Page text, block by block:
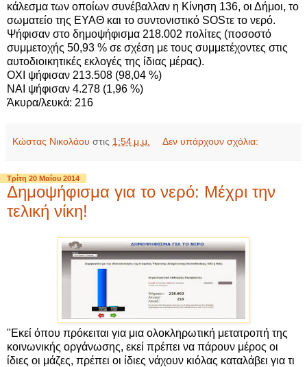
κάλεσμα των οποίων συνέβαλλαν η Κίνηση 136, οι Δήμοι, το
σωματείο της ΕΥΑΘ και το συντονιστικό SOSτε το νερό.
Ψήφισαν στο δημοψήφισμα 218.002 πολίτες (ποσοστό
συμμετοχής 50,93 % σε σχέση με τους συμμετέχοντες στις
αυτοδιοικητικές εκλογές της ίδιας μέρας).
ΟΧΙ ψήφισαν 213.508 (98,04 %)
ΝΑΙ ψήφισαν 4.278 (1,96 %)
Άκυρα/λευκά: 216
Κώστας Νικολάου στις 1:54 μ.μ. Δεν υπάρχουν σχόλια:
Τρίτη 20 Μαΐου 2014
Δημοψήφισμα για το νερό: Μέχρι την
τελική νίκη!
"Εκεί όπου πρόκειται για μια ολοκληρωτική μετατροπή της
κοινωνικής οργάνωσης, εκεί πρέπει να πάρουν μέρος οι
ίδιες οι μάζες, πρέπει οι ίδιες νάχουν κιόλας καταλάβει για τι